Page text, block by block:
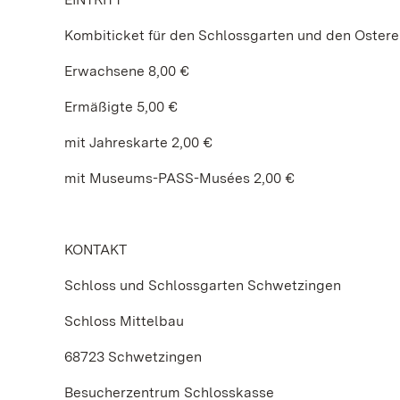
Kombiticket für den Schlossgarten und den
Erwachsene 8,00 €
Ermäßigte 5,00 €
mit Jahreskarte 2,00 €
mit Museums-PASS-Musées 2,00 €
KONTAKT
Schloss und Schlossgarten Schwetzingen
Schloss Mittelbau
68723 Schwetzingen
Besucherzentrum Schlosskasse